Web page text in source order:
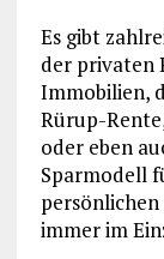
Es gibt
der privaten
Immobilien,
Rürup-
oder eben
Sparmodell
persönlichen
immer im